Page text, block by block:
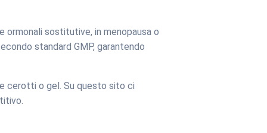
ormonali sostitutive, in menopausa o
standard GMP, garantendo
cerotti o gel. Su questo sito ci